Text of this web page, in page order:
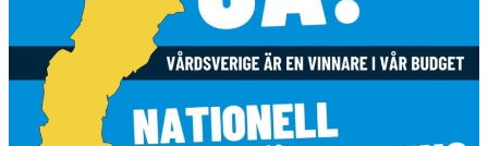
MOTIONER
STYRELSEN